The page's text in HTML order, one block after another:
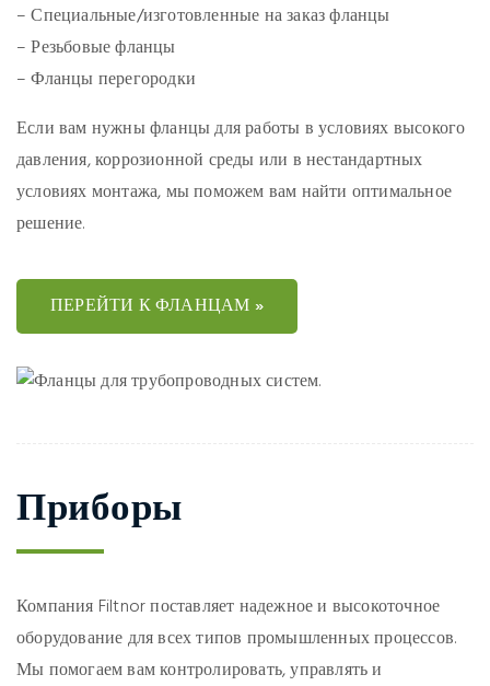
–Специальные/изготовленные на заказ фланцы
–Резьбовые фланцы
–Фланцы перегородки
Если вам нужны фланцы для работы в условиях высокого
давления, коррозионной среды или в нестандартных
условиях монтажа, мы поможем вам найти оптимальное
решение.
ПЕРЕЙТИ К ФЛАНЦАМ »
Приборы
Компания Filtnor поставляет надежное и высокоточное
оборудование для всех типов промышленных процессов.
Мы помогаем вам контролировать, управлять и